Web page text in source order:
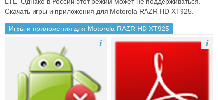
Скачать игры и приложения для Motorola RAZR HD XT925.
Игры и приложения для Motorola RAZR HD XT925
i i